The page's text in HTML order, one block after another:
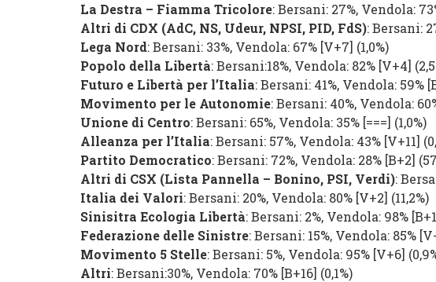
La Destra – Fiamma Tricolore:Bersani: 27%, Vendola:
Altri di CDX (AdC, NS, Udeur, NPSI, PID, FdS):Bersani:
Lega Nord:Bersani: 33%, Vendola: 67% [V+7] (1,0%)
Popolo della Libertà:Bersani:18%, Vendola: 82% [V+4]
Futuro e Libertà per l’Italia:Bersani: 41%, Vendola: 59% [
Movimento per le Autonomie:Bersani: 40%, Vendola:
Unione di Centro:Bersani: 65%, Vendola: 35% [===] (1,0%)
Alleanza per l’Italia:Bersani: 57%, Vendola: 43% [V+11]
Partito Democratico:Bersani: 72%, Vendola: 28% [B+2]
Altri di CSX (Lista Pannella – Bonino, PSI, Verdi):
Italia dei Valori:Bersani: 20%, Vendola: 80% [V+2] (11,2%)
Sinisitra Ecologia Libertà:Bersani: 2%, Vendola: 98% [B+1
Federazione delle Sinistre:Bersani: 15%, Vendola: 85% [
Movimento 5 Stelle:Bersani: 5%, Vendola: 95% [V+6]
Altri:Bersani:30%, Vendola: 70% [B+16] (0,1%)